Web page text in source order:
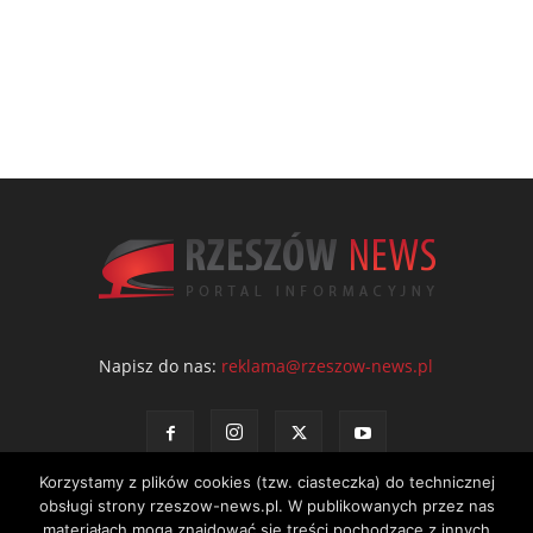
Napisz do nas: reklama@rzeszow-news.pl
Korzystamy z plików cookies (tzw. ciasteczka) do technicznej
obsługi strony rzeszow-news.pl. W publikowanych przez nas